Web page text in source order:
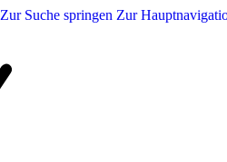
Zur Suche springen Zur